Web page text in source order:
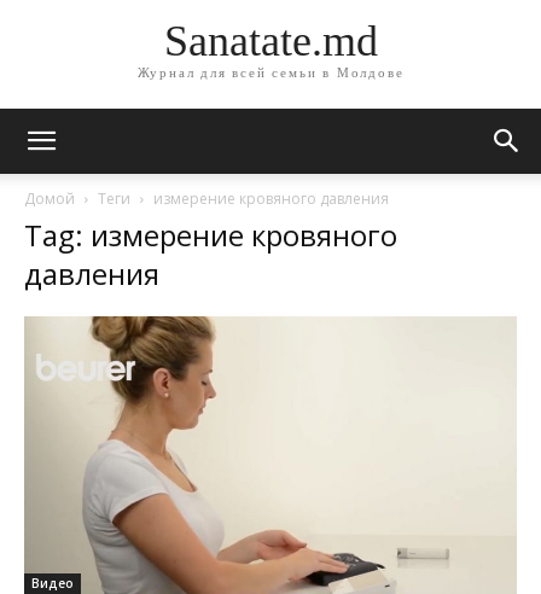
Sanatate.md
Журнал для всей семьи в Молдове
Домой Теги измерение кровяного давления
Tag: измерение кровяного
давления
Видео